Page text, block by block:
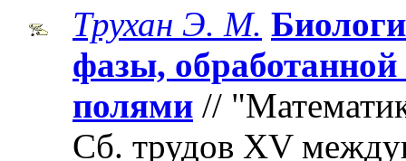
Трухан Э. М.
фазы,
полями //
Cб. трудов XV